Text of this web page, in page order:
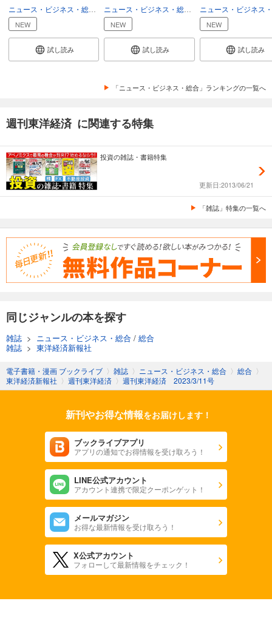
週刊東洋経済 2025/12/6号
880円 (税込)
あらすじを表示する
880 円 (税込)
あらすじを表示する
週刊東洋経済 2025/11/15号
試し読み
あらすじを表示する
週刊東洋経済 2025/11/8号
あらすじを表示する
週刊東洋経済 2025/11/1号
880円 (税込)
カート
あらすじを表示する
週刊東洋経済 2025/10/25号
880円 (税込)
あらすじを表示する
週刊東洋経済 2025年10/11・10/18合併号
880円 (税込)
総合
NEW
試し読み
総合
NEW
試し読み
NEW
試し読み
「ニュース・ビジネス・総合」ランキングの一覧へ
週刊東洋経済 に関連する特集
投資の雑誌・書籍特集
更新日:2013/06/21
「雑誌」特集の一覧へ
同じジャンルの本を探す
雑誌 > ニュース・ビジネス・総合 / 総合
雑誌 > 東洋経済新報社
電子書籍・漫画 ブックライブ 〉 雑誌 〉 ニュース・ビジネス・総合 〉 総合 〉
東洋経済新報社 〉 週刊東洋経済 〉 週刊東洋経済 2023/3/11号
新刊やお得な情報をお届けします！
ブックライブアプリ
アプリの通知でお得情報を受け取ろう！
LINE公式アカウント
アカウント連携で限定クーポンゲット！
メールマガジン
お得な最新情報を受け取ろう！
X公式アカウント
フォローして最新情報をチェック！